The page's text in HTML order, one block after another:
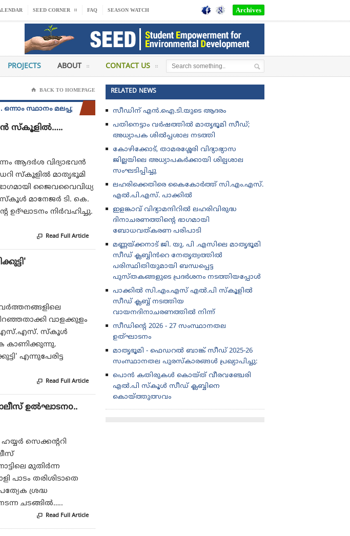
SEED CORNER FAQ SEASON WATCH Archives
PROJECTS ABOUT CONTACT US
⌂ BACK TO HOMEPAGE
സ്ഥാനം മലപ്പുറം ജില്ലയിലെ എളമരം ബി.ടി.എം.ഒ. യു.പി സ്കൂളിന് ,രണ്ടാം സ്ഥാനം ഇടുക്കി
സ്‌കൂളില്‍…..
ആദര്‍ശ വിദ്യാഭവന്‍
സ്‌കൂളില്‍ മാതൃഭൂമി
ജൈവവൈവിധ്യ
സ്‌കൂള്‍ മാനേജര്‍ ടി. കെ.
ഉദ്ഘാടനം നിര്‍വഹിച്ചു.
 Read Full Article
വാളക്കുളം
സ്‌കൂള്‍
കാണിക്കുന്നു.
എന്നുപേരിട്ട
 Read Full Article
ഉൽഘാടനo..
സെക്കന്ററി
മുതിർന്ന
പാടം തരിശിടാതെ
ശ്രദ്ധ
ചടങ്ങിൽ…..
 Read Full Article
RELATED NEWS
സീഡിന് എൻ.ഐ.ടി.യുടെ ആദരം
പതിനെട്ടാം വർഷത്തിൽ മാതൃഭൂമി സീഡ്;
അധ്യാപക ശിൽപ്പശാല നടത്തി
കോഴിക്കോട്, താമരശ്ശേരി വിദ്യാഭ്യാസ
ജില്ലയിലെ അധ്യാപകർക്കായി ശില്പശാല
സംഘടിപ്പിച്ചു
ലഹരിക്കെതിരെ കൈകോർത്ത് സി.എം.എസ്.
എൽ.പി.എസ്. പാക്കിൽ
ഇളങ്കാവ് വിദ്യാമന്ദിറിൽ ലഹരിവിരുദ്ധ
ദിനാചരണത്തിന്റെ ഭാഗമായി
ബോധവത്കരണ പരിപാടി
മണ്ണയ്ക്കനാട് ജി. യു. പി .എസിലെ മാതൃഭൂമി
സീഡ് ക്ലബ്ബിൻറെ നേതൃത്വത്തിൽ
പരിസ്ഥിതിയുമായി ബന്ധപ്പെട്ട
പുസ്തകങ്ങളുടെ പ്രദർശനം നടത്തിയപ്പോൾ
പാക്കിൽ സി.എം.എസ് എൽ.പി സ്കൂളിൽ
സീഡ് ക്ലബ്ബ് നടത്തിയ
വായനദിനാചരണത്തിൽ നിന്ന്
സീഡിന്റെ 2026 - 27 സംസ്ഥാനതല
ഉത്‌ഘാടനം
മാതൃഭൂമി - ഫെഡറൽ ബാങ്ക് സീഡ് 2025-26
സംസ്ഥാനതല പുരസ്കാരങ്ങൾ പ്രഖ്യാപിച്ചു:
പൊൻ കതിരുകൾ കൊയ്ത് വീരവഞ്ചേരി
എൽ.പി സ്കൂൾ സീഡ് ക്ലബ്ബിനെ
കൊയ്ത്തുത്സവം